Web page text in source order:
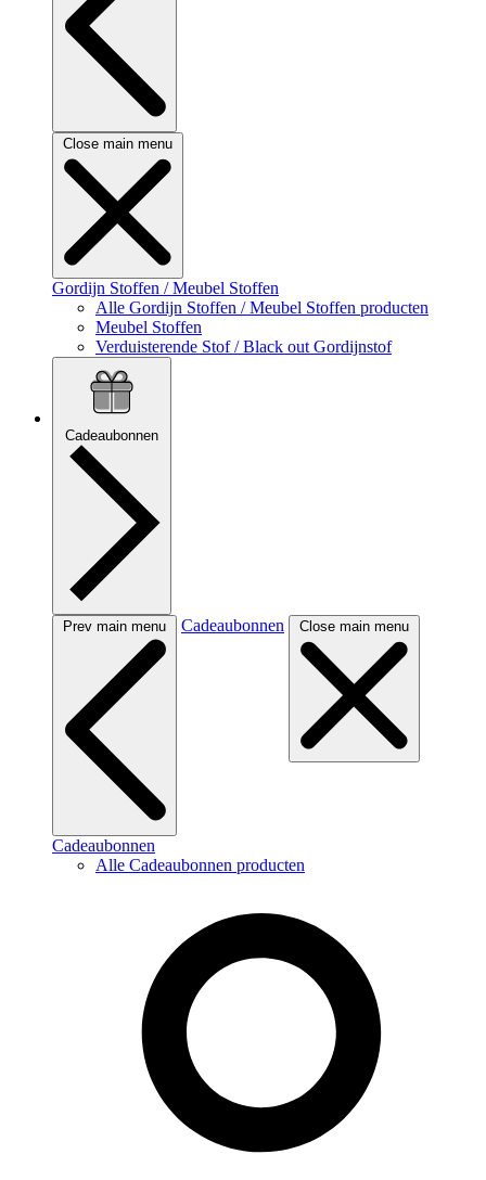
Close main menu
Gordijn Stoffen / Meubel Stoffen
Alle Gordijn Stoffen / Meubel Stoffen producten
Meubel Stoffen
Verduisterende Stof / Black out Gordijnstof
Cadeaubonnen
Prev main menu Cadeaubonnen Close main menu
Cadeaubonnen
Alle Cadeaubonnen producten